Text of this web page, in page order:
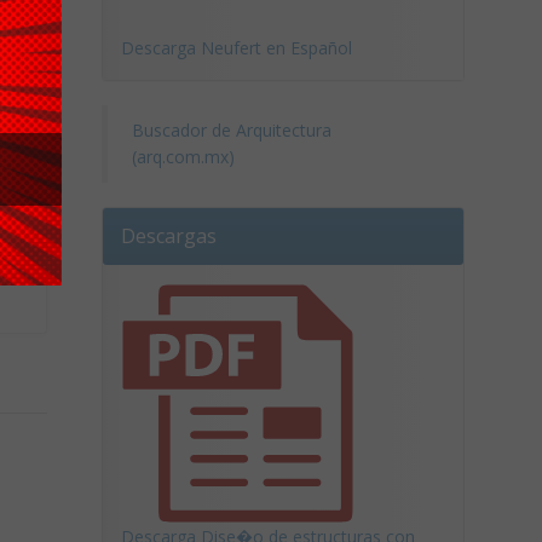
Descarga Neufert en Español
Buscador de Arquitectura
(arq.com.mx)
Descargas
Descarga Dise�o de estructuras con